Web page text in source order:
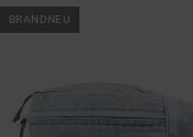
BRANDNEU